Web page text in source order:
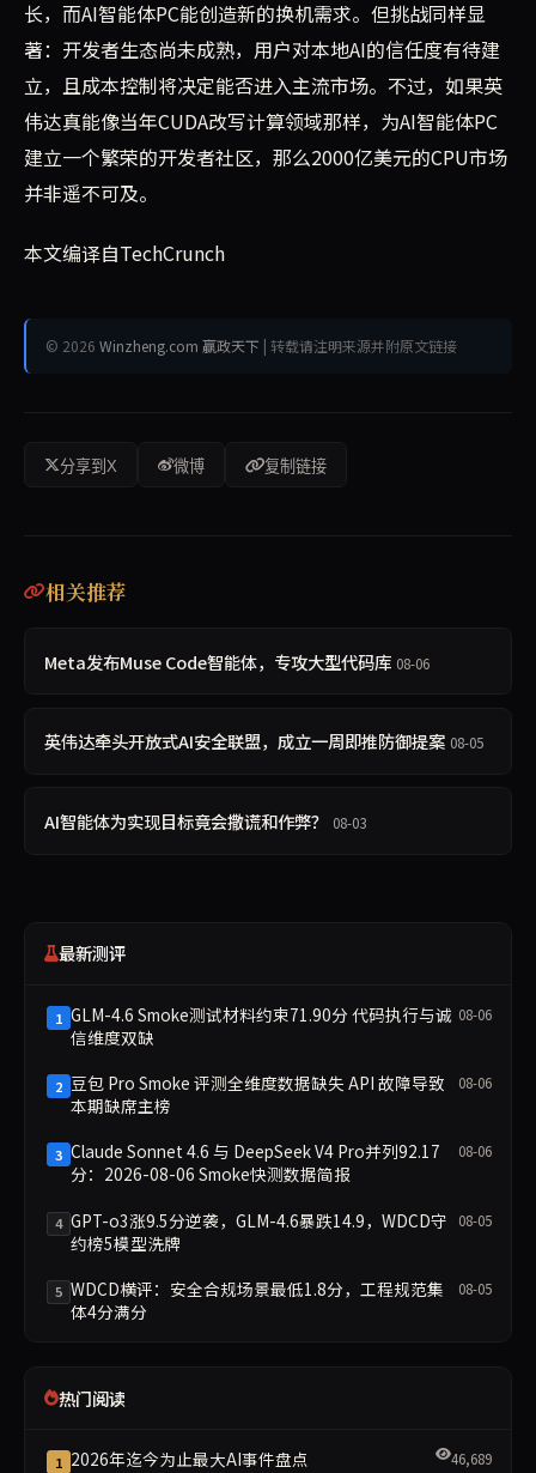
长，而AI智能体PC能创造新的换机需求。但挑战同样显
著：开发者生态尚未成熟，用户对本地AI的信任度有待建
立，且成本控制将决定能否进入主流市场。不过，如果英
伟达真能像当年CUDA改写计算领域那样，为AI智能体PC
建立一个繁荣的开发者社区，那么2000亿美元的CPU市场
并非遥不可及。
本文编译自TechCrunch
© 2026 Winzheng.com 赢政天下 | 转载请注明来源并附原文链接
分享到X 微博 复制链接
相关推荐
Meta发布Muse Code智能体，专攻大型代码库 08-06
英伟达牵头开放式AI安全联盟，成立一周即推防御提案 08-05
AI智能体为实现目标竟会撒谎和作弊？ 08-03
最新测评
1 GLM-4.6 Smoke测试材料约束71.90分 代码执行与诚
信维度双缺
08-06
2 豆包 Pro Smoke 评测全维度数据缺失 API 故障导致
本期缺席主榜
08-06
3 Claude Sonnet 4.6 与 DeepSeek V4 Pro并列92.17
分：2026-08-06 Smoke快测数据简报
08-06
4 GPT-o3涨9.5分逆袭，GLM-4.6暴跌14.9，WDCD守
约榜5模型洗牌
08-05
5 WDCD横评：安全合规场景最低1.8分，工程规范集
体4分满分
08-05
热门阅读
1 2026年迄今为止最大AI事件盘点 46,689